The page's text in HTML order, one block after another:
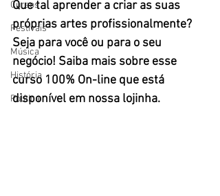
Cursos
Festivais
Música
História
Política
Que tal aprender a criar as suas
próprias artes profissionalmente?
Seja para você ou para o seu
negócio! Saiba mais sobre esse
curso 100% On-line que está
disponível em nossa lojinha.